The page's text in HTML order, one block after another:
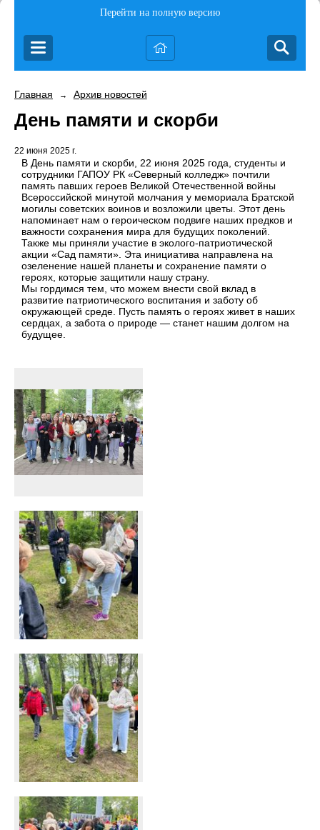
Перейти на полную версию
Главная → Архив новостей
День памяти и скорби
22 июня 2025 г.
В День памяти и скорби, 22 июня 2025 года, студенты и
сотрудники ГАПОУ РК «Северный колледж» почтили
память павших героев Великой Отечественной войны
Всероссийской минутой молчания у мемориала Братской
могилы советских воинов и возложили цветы. Этот день
напоминает нам о героическом подвиге наших предков и
важности сохранения мира для будущих поколений.
Также мы приняли участие в эколого-патриотической
акции «Сад памяти». Эта инициатива направлена на
озеленение нашей планеты и сохранение памяти о
героях, которые защитили нашу страну.
Мы гордимся тем, что можем внести свой вклад в
развитие патриотического воспитания и заботу об
окружающей среде. Пусть память о героях живет в наших
сердцах, а забота о природе — станет нашим долгом на
будущее.